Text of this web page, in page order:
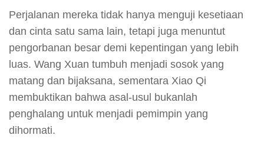
Perjalanan mereka tidak hanya menguji kesetiaan
dan cinta satu sama lain, tetapi juga menuntut
pengorbanan besar demi kepentingan yang lebih
luas. Wang Xuan tumbuh menjadi sosok yang
matang dan bijaksana, sementara Xiao Qi
membuktikan bahwa asal-usul bukanlah
penghalang untuk menjadi pemimpin yang
dihormati.